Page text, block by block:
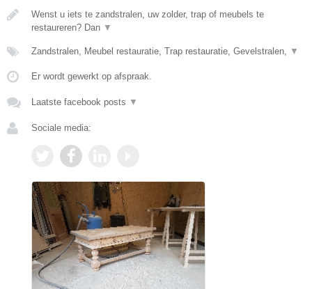
Wenst u iets te zandstralen, uw zolder, trap of meubels te
restaureren? Dan ▼
Zandstralen, Meubel restauratie, Trap restauratie, Gevelstralen, ▼
Er wordt gewerkt op afspraak.
Laatste facebook posts ▼
Sociale media: